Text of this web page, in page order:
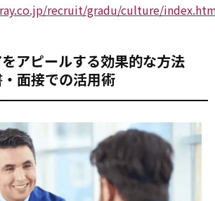
recruit/gradu/culture/
アピールする効果的な方法
面接での活用術